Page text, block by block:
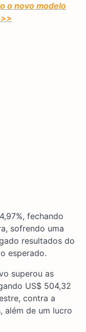
o novo modelo
fechando
sofrendo uma
resultados do
esperado.
superou as
US$ 504,32
contra a
além de um lucro